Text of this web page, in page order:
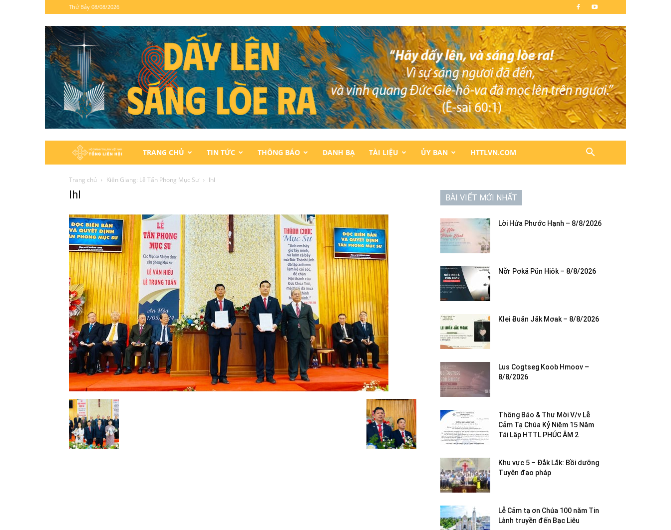
Thứ Bảy 08/08/2026
Hội
Thánh
Lành
Việt
Nam
TRANG CHỦ TIN TỨC THÔNG BÁO DANH BẠ TÀI LIỆU ỦY BAN HTTLVN.COM
Trang chủ Kiên Giang: Lễ Tấn Phong Mục Sư lhl
lhl BÀI VIẾT MỚI NHẤT
Lời Hứa Phước Hạnh – 8/8/2026
Nơ̆r Pơkă Pŭn Hiôk – 8/8/2026
Klei Ƀuăn Jăk Mơak – 8/8/2026
Lus Cogtseg Koob Hmoov –
8/8/2026
Thông Báo & Thư Mời V/v Lễ
Cảm Tạ Chúa Kỷ Niệm 15 Năm
Tái Lập HTTL PHÚC ÂM 2
Khu vực 5 – Đắk Lắk: Bồi dưỡng
Tuyên đạo pháp
Lễ Cảm tạ ơn Chúa 100 năm Tin
Lành truyền đến Bạc Liêu